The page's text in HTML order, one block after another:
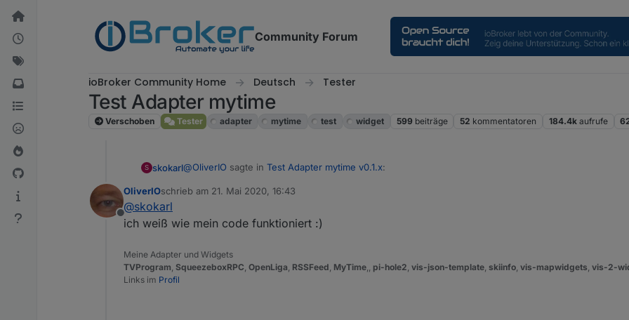
Weiter zum Inhalt
Community Forum
ioBroker Community Home Deutsch Tester
Test Adapter mytime
Verschoben Tester adapter mytime test widget 599 beiträge 52 kommentatoren 184.4k aufrufe
S skokarl@OliverIO sagte in Test Adapter mytime v0.1.x:
eine abweichung von mehr wie 1er sekunde würde das auch bei timer 0 erklären
Du bist schon ein Fuchs..... wenn ich die Uhr vom Laptop nehme und die Uhr vom IOBroker auf der
Offline
OliverIOschrieb am 21. Mai 2020, 16:43
zuletzt editiert von
@skokarl
ich weiß wie mein code funktioniert :)
Meine Adapter und Widgets
TVProgram SqueezeboxRPC OpenLiga RSSFeed MyTime pi-hole2 vis-json-template skiinfo vis-mapwidgets vis-2-
Links im Profil